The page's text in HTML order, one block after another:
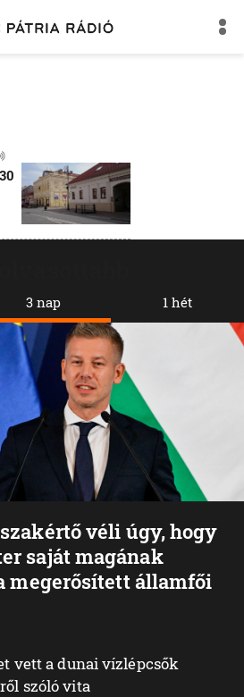
3 nap
véli úgy, hogy
saját magának
megerősített államfői
vett a dunai vízlépcsők
szóló vita
1 hét